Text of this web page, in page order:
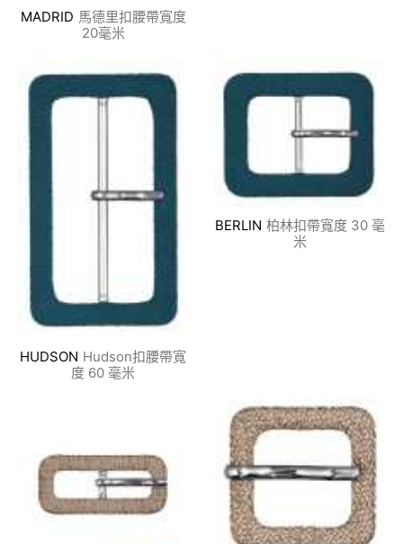
MADRID 馬德里扣腰帶寬度
20毫米
HUDSON Hudson扣腰帶寬
度 60 毫米
BERLIN 柏林扣帶寬度 30 毫
米